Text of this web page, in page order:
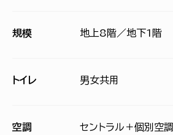
規模 地上8階／地下1階
トイレ 男女共用
空調 セントラル＋個別空調